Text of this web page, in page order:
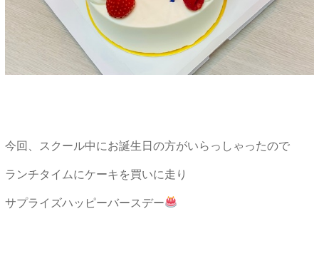
今回、スクール中にお誕生日の方がいらっしゃったので
ランチタイムにケーキを買いに走り
サプライズハッピーバースデー